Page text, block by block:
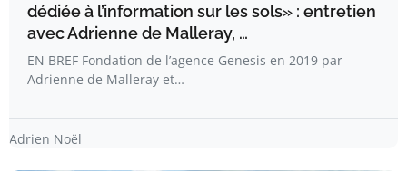
dédiée à l’information sur les sols» : entretien
avec Adrienne de Malleray, …
EN BREF Fondation de l’agence Genesis en 2019 par
Adrienne de Malleray et…
Adrien Noël